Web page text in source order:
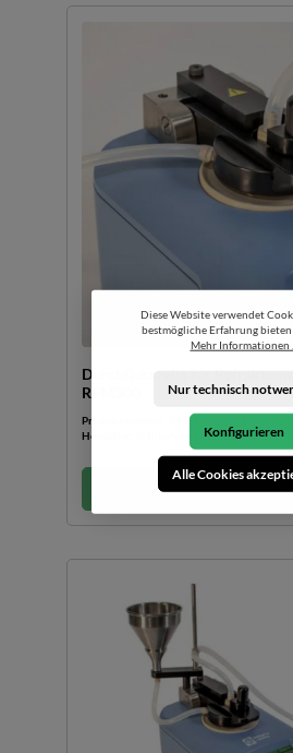
Durchflusszelle für
RFM300
Produktnummer:
19-83-4694497
Hersteller:
Bellingham + Stanley Ltd.
Preis auf
Diese Website verwendet
bestmögliche Erfahrung bieten
Mehr Informationen ...
Nur technisch
Konfigurieren
Alle Cookies